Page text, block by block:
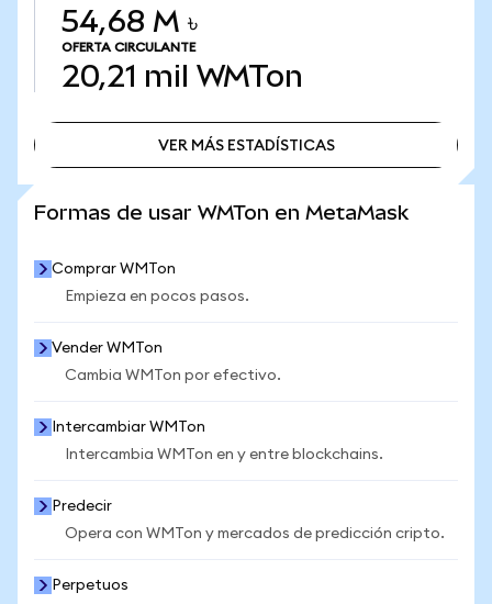
54,68 M ৳
OFERTA CIRCULANTE
20,21 mil WMTon
VER MÁS ESTADÍSTICAS
Formas de usar WMTon en MetaMask
Comprar WMTon
Empieza en pocos pasos.
Vender WMTon
Cambia WMTon por efectivo.
Intercambiar WMTon
Intercambia WMTon en y entre blockchains.
Predecir
Opera con WMTon y mercados de predicción cripto.
Perpetuos